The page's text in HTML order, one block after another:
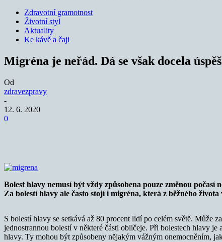
Zdravotní gramotnost
Životní styl
Aktuality
Ke kávě a čaji
Migréna je neřád. Dá se však docela
Od
zdravezpravy
-
12. 6. 2020
0
Bolest hlavy nemusí být vždy způsobena pouze změnou
Za bolestí hlavy ale často stojí i migréna, která z běžného
S bolestí hlavy se setkává až 80 procent lidí po celém světě. Může
jednostrannou bolestí v některé části obličeje. Při bolestech hlavy
hlavy. Ty mohou být způsobeny nějakým vážným onemocněním,